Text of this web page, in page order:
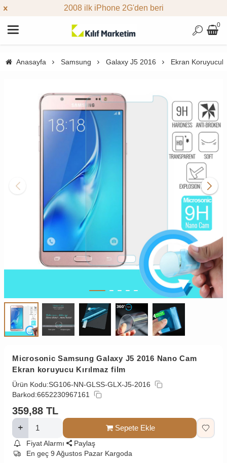
2008 ilk iPhone 2G'den beri
0
Anasayfa Samsung Galaxy J5 2016 Ekran
Microsonic Samsung Galaxy J5 2016 Nano Cam
Ekran koruyucu Kırılmaz film
Ürün Kodu:SG106-NN-GLSS-GLX-J5-2016
Barkod:6652230967161
359,88 TL
Sepete Ekle
Fiyat Alarmı
Paylaş
En geç 9 Ağustos Pazar Kargoda